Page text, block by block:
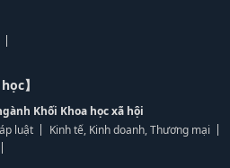
】
Khối Khoa học xã hội
luật
Kinh tế, Kinh doanh, Thương mại